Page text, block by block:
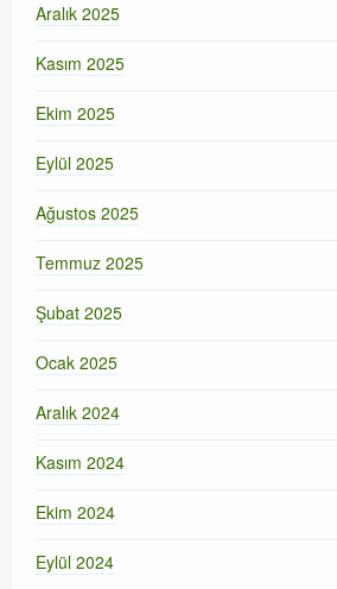
Aralık 2025
Kasım 2025
Ekim 2025
Eylül 2025
Ağustos 2025
Temmuz 2025
Şubat 2025
Ocak 2025
Aralık 2024
Kasım 2024
Ekim 2024
Eylül 2024